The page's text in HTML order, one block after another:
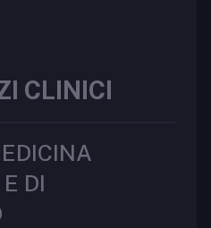
CLINICI
DI